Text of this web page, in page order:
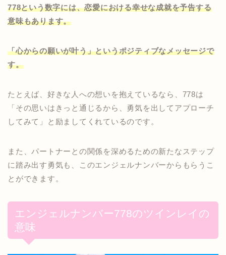
778という数字には、恋愛における幸せな成就を予告する
意味もあります。
「心からの願いが叶う」というポジティブなメッセージで
す。
たとえば、好きな人への想いを抱えているなら、778は
「その思いはきっと通じるから、勇気を出してアプローチ
してみて」と励ましてくれているのです。
また、パートナーとの関係を深めるための新たなステップ
に踏み出す勇気も、このエンジェルナンバーからもらうこ
とができます。
エンジェルナンバー778のツインレイの
意味